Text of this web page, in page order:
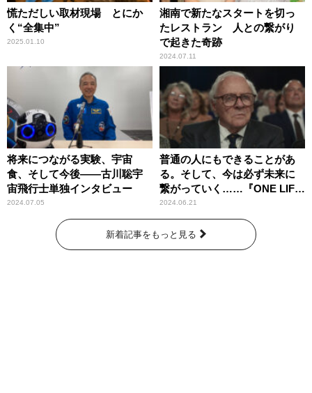
慌ただしい取材現場 とにか
く“全集中”
2025.01.10
湘南で新たなスタートを切っ
たレストラン 人との繋がり
で起きた奇跡
2024.07.11
将来につながる実験、宇宙
食、そして今後――古川聡宇
宙飛行士単独インタビュー
2024.07.05
普通の人にもできることがあ
る。そして、今は必ず未来に
繋がっていく……『ONE LIFE
奇跡が繋いだ6000の命』
2024.06.21
新着記事をもっと見る